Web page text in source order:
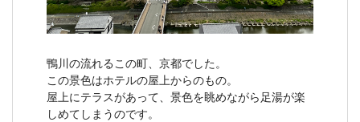
鴨川の流れるこの町、京都でした。
この景色はホテルの屋上からのもの。
屋上にテラスがあって、景色を眺めながら足湯が楽
しめてしまうのです。